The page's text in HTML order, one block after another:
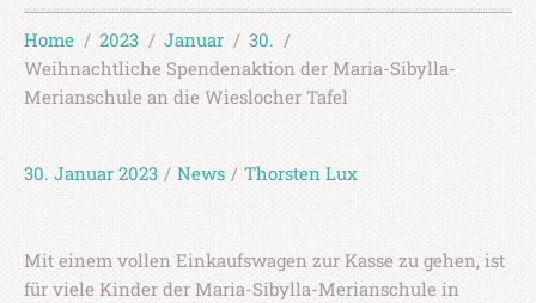
Home 2023 Januar
30.
Weihnachtliche Spendenaktion der Maria-Sibylla-
Merianschule an die Wieslocher Tafel
30. Januar 2023 / News / Thorsten Lux
Mit einem vollen Einkaufswagen zur Kasse zu gehen, ist
für viele Kinder der Maria-Sibylla-Merianschule in